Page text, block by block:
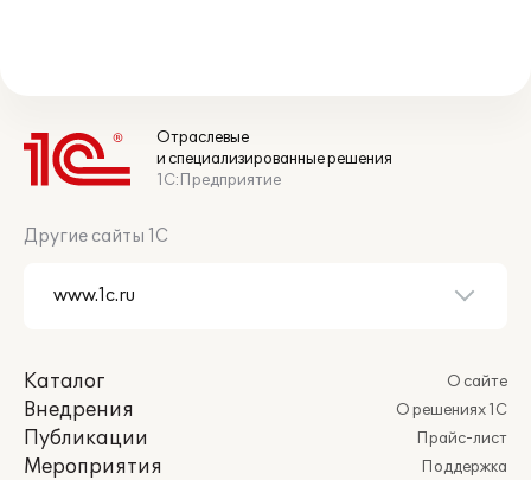
Отраслевые
и специализированные решения
1С:Предприятие
Другие сайты 1С
Каталог
Внедрения
Публикации
Мероприятия
О сайте
О решениях 1С
Прайс-лист
Поддержка